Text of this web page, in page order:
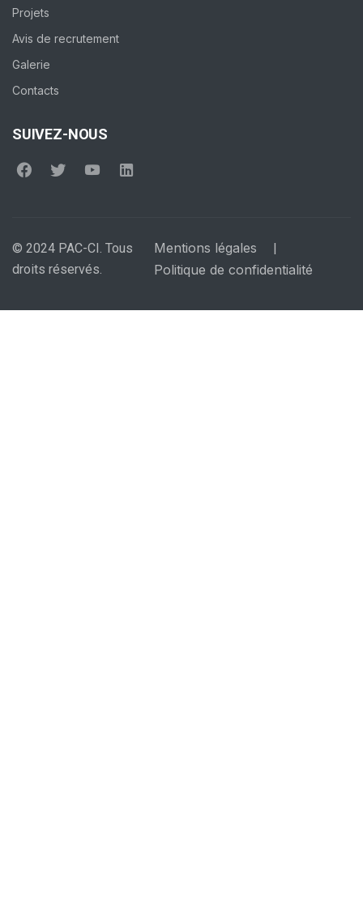
Projets
Avis de recrutement
Galerie
Contacts
SUIVEZ-NOUS
© 2024 PAC-CI. Tous
droits réservés.
Mentions légales
Politique de confidentialité